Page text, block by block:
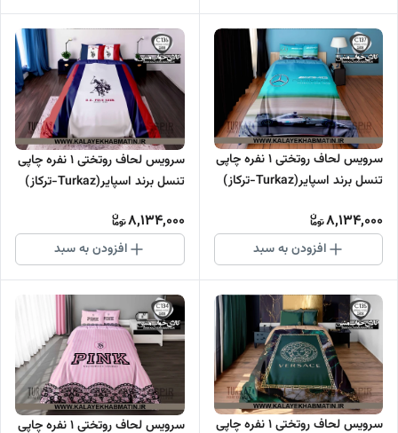
سرویس لحاف روتختی 1 نفره چاپی
تنسل برند اسپایر(Turkaz-ترکاز)
8,134,000
افزودن به سبد
سرویس لحاف روتختی 1 نفره چاپی
تنسل برند اسپایر(Turkaz-ترکاز)
8,134,000
افزودن به سبد
سرویس لحاف روتختی 1 نفره چاپی
سرویس لحاف روتختی 1 نفره چاپی